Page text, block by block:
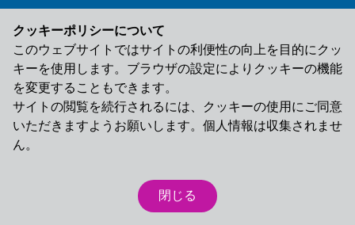
クッキーポリシーについて
このウェブサイトではサイトの利便性の向上を目的にクッ
キーを使用します。ブラウザの設定によりクッキーの機能
を変更することもできます。
サイトの閲覧を続行されるには、クッキーの使用にご同意
いただきますようお願いします。個人情報は収集されませ
ん。
閉じる
© 2025 LEO Pharma K.K. All rights reserved.